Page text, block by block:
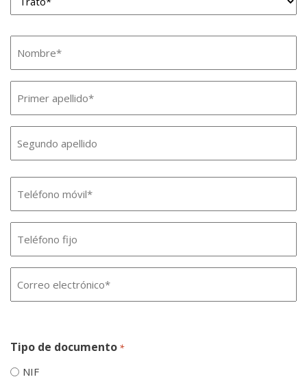
Nombre
*
Primer
apellido
Segundo
apellido
Teléfono
móvil
Teléfono
fijo
Email
*
Tipo de documento *
NIF